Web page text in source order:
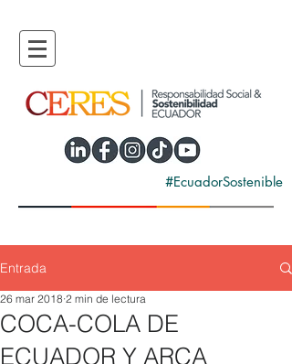
#EcuadorSostenible
Entrada
COCA-COLA DE
ECUADOR Y ARCA
26 mar 2018 2 min de lectura